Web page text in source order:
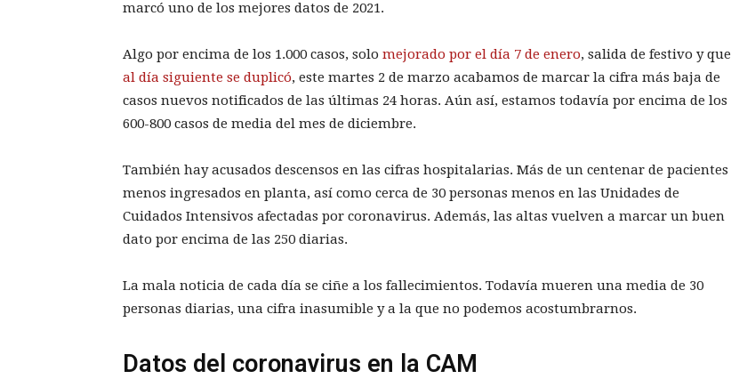
marcó uno de los mejores datos de 2021.
Algo por encima de los 1.000 casos, solo mejorado por el día 7 de enero, salida de festivo y que
al día siguiente se duplicó, este martes 2 de marzo acabamos de marcar la cifra más baja de
casos nuevos notificados de las últimas 24 horas. Aún así, estamos todavía por encima de los
600-800 casos de media del mes de diciembre.
También hay acusados descensos en las cifras hospitalarias. Más de un centenar de pacientes
menos ingresados en planta, así como cerca de 30 personas menos en las Unidades de
Cuidados Intensivos afectadas por coronavirus. Además, las altas vuelven a marcar un buen
dato por encima de las 250 diarias.
La mala noticia de cada día se ciñe a los fallecimientos. Todavía mueren una media de 30
personas diarias, una cifra inasumible y a la que no podemos acostumbrarnos.
Datos del coronavirus en la CAM